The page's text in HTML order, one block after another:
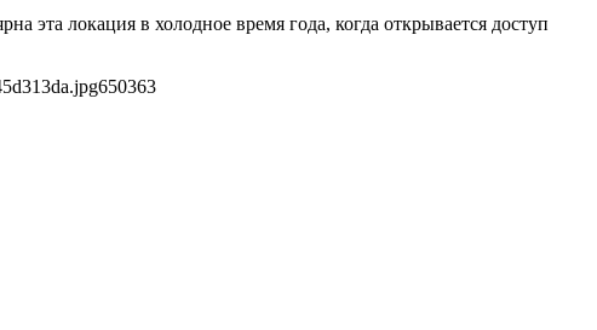
эта локация в холодное время года, когда открывается доступ
650363